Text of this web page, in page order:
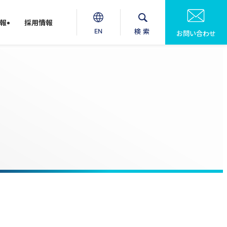
採用情報
EN 検索 お問い合わせ